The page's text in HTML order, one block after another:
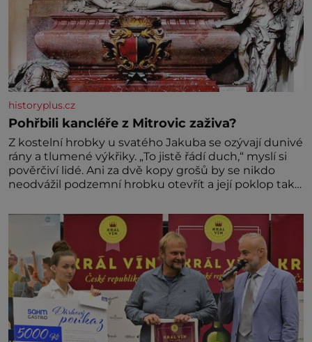
historyplus.cz
Pohřbili kancléře z Mitrovic zaživa?
Z kostelní hrobky u svatého Jakuba se ozývají dunivé
rány a tlumené výkřiky. „To jistě řádí duch,“ myslí si
pověrčiví lidé. Ani za dvě kopy grošů by se nikdo
neodvážil podzemní hrobku otevřít a její poklop tak
divné burácení skutečně ustane. Když o mnoho let
později hrobku